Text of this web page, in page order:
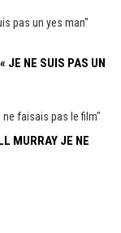
JE NE SUIS PAS UN
MURRAY JE NE